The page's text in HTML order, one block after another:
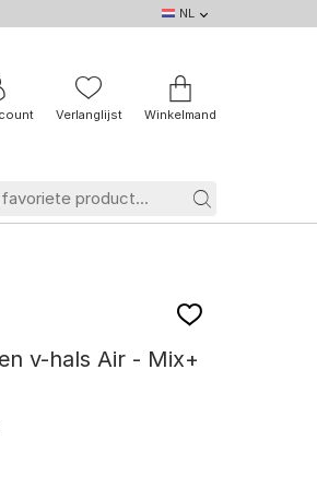
NL
DE
NL
BE
FR
Verlanglijst Winkelmand
v-hals Air - Mix+